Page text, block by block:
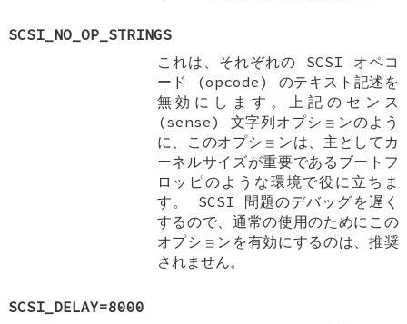
SCSI_NO_OP_STRINGS
これは、それぞれの SCSI オペコ
ード (opcode) のテキスト記述を
無効にします。上記のセンス
(sense) 文字列オプションのよう
に、このオプションは、主としてカ
ーネルサイズが重要であるブートフ
ロッピのような環境で役に立ちま
す。 SCSI 問題のデバッグを遅く
するので、通常の使用のためにこの
オプションを有効にするのは、推奨
されません。
SCSI_DELAY=8000